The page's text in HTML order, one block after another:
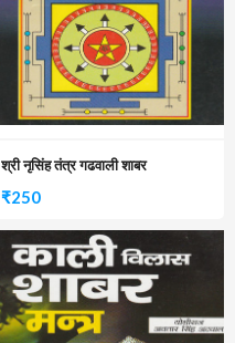
श्री नृसिंह तंत्र गढवाली शाबर
₹250